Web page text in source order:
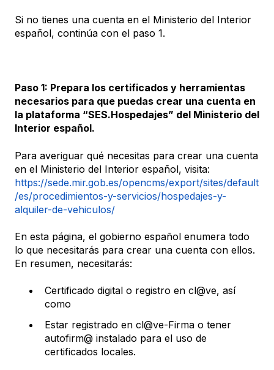
Si no tienes una cuenta en el Ministerio del Interior
español, continúa con el paso 1.
Paso 1: Prepara los certificados y herramientas
necesarios para que puedas crear una cuenta en
la plataforma “SES.Hospedajes” del Ministerio del
Interior español.
Para averiguar qué necesitas para crear una cuenta
en el Ministerio del Interior español, visita:
https://sede.mir.gob.es/opencms/export/sites/default
/es/procedimientos-y-servicios/hospedajes-y-
alquiler-de-vehiculos/
En esta página, el gobierno español enumera todo
lo que necesitarás para crear una cuenta con ellos.
En resumen, necesitarás:
Certificado digital o registro en cl@ve, así
como
Estar registrado en cl@ve-Firma o tener
autofirm@ instalado para el uso de
certificados locales.